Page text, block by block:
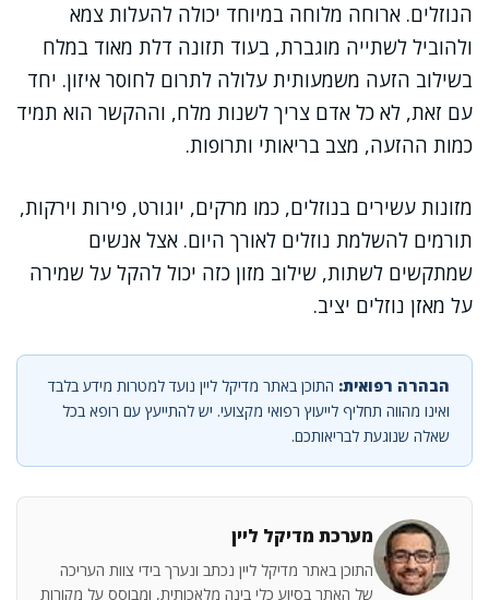
הנוזלים. ארוחה מלוחה במיוחד יכולה להעלות צמא
ולהוביל לשתייה מוגברת, בעוד תזונה דלת מאוד במלח
בשילוב הזעה משמעותית עלולה לתרום לחוסר איזון. יחד
עם זאת, לא כל אדם צריך לשנות מלח, וההקשר הוא תמיד
כמות ההזעה, מצב בריאותי ותרופות.
מזונות עשירים בנוזלים, כמו מרקים, יוגורט, פירות וירקות,
תורמים להשלמת נוזלים לאורך היום. אצל אנשים
שמתקשים לשתות, שילוב מזון כזה יכול להקל על שמירה
על מאזן נוזלים יציב.
הבהרה רפואית: התוכן באתר מדיקל ליין נועד למטרות מידע בלבד
ואינו מהווה תחליף לייעוץ רפואי מקצועי. יש להתייעץ עם רופא בכל
שאלה שנוגעת לבריאותכם.
מערכת מדיקל ליין
התוכן באתר מדיקל ליין נכתב ונערך בידי צוות העריכה
של האתר בסיוע כלי בינה מלאכותית, ומבוסס על מקורות